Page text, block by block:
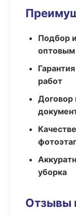
Подбор
работ
Договор
уборка
Отзывы